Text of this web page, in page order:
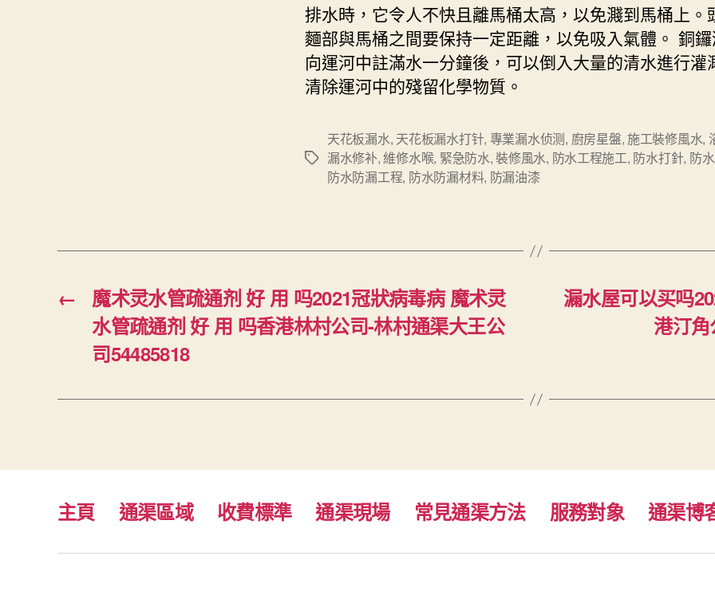
排水時，它令人不快且離馬桶太高，以免濺到馬桶上。
麵部與馬桶之間要保持一定距離，以免吸入氣體。 銅
向運河中註滿水一分鐘後，可以倒入大量的清水進行灌
清除運河中的殘留化學物質。
Tags
天花板漏水, 天花板漏水打针, 專業漏水侦测, 廚房星盤,施工裝修風水,
漏水修补,維修水喉, 緊急防水,裝修風水, 防水工程施工, 防水打針, 防
防水防漏工程, 防水防漏材料, 防漏油漆
←
魔术灵水管疏通剂 好 用 吗2021冠狀病毒病 魔术灵
水管疏通剂 好 用 吗香港林村公司-林村通渠大王公
司54485818
漏水屋可以买吗
港汀角
主頁 通渠區域 收費標準 通渠現場 常見通渠方法 服務對象 通渠博